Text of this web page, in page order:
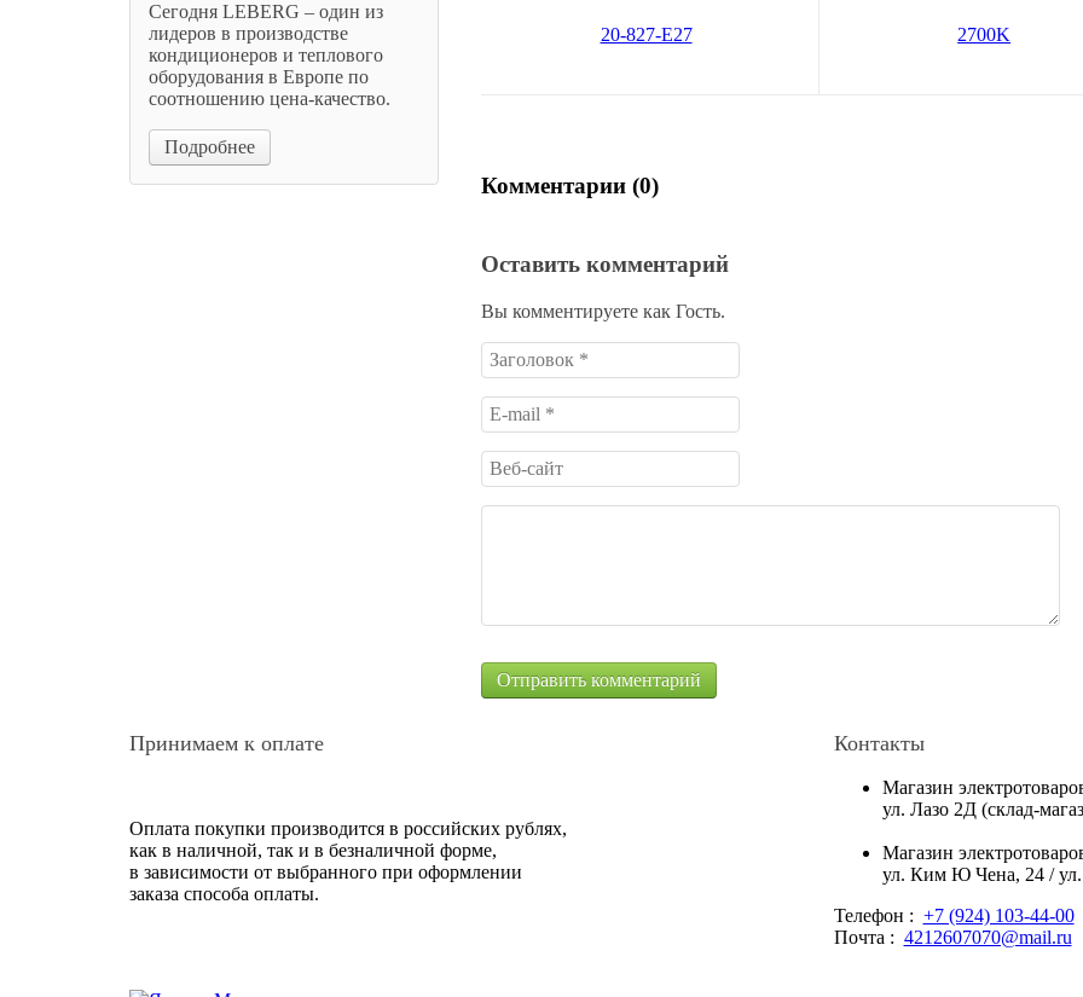
Комментарии (0)
Оставить комментарий
Вы комментируете как Гость.
Сегодня LEBERG – один из
лидеров в производстве
кондиционеров и теплового
оборудования в Европе по
соотношению цена-качество.
Подробнее
Принимаем к оплате
Оплата покупки производится в российских рублях,
как в наличной, так и в безналичной форме,
в зависимости от выбранного при оформлении
заказа способа оплаты.
Контакты
Магазин
ул. Лазо 2Д (склад-
Магазин
ул. Ким Ю Чена, 24 /
Телефон : +7 (924) 103-44-00
Почта : 4212607070@mail.ru